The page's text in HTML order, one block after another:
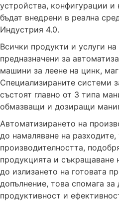
устройства, конфигурации и
бъдат внедрени в реална
Индустрия 4.0.
Всички продукти и услуги
предназначени за
машини за леене на цинк,
Специализираните системи
състоят главно от 3 типа
обмазващи и дозиращи
Автоматизирането на
до намаляване на разходите,
производителността,
продукцията и съкращаване
до излизането на готовата
допълнение, това спомага за
продуктивност и